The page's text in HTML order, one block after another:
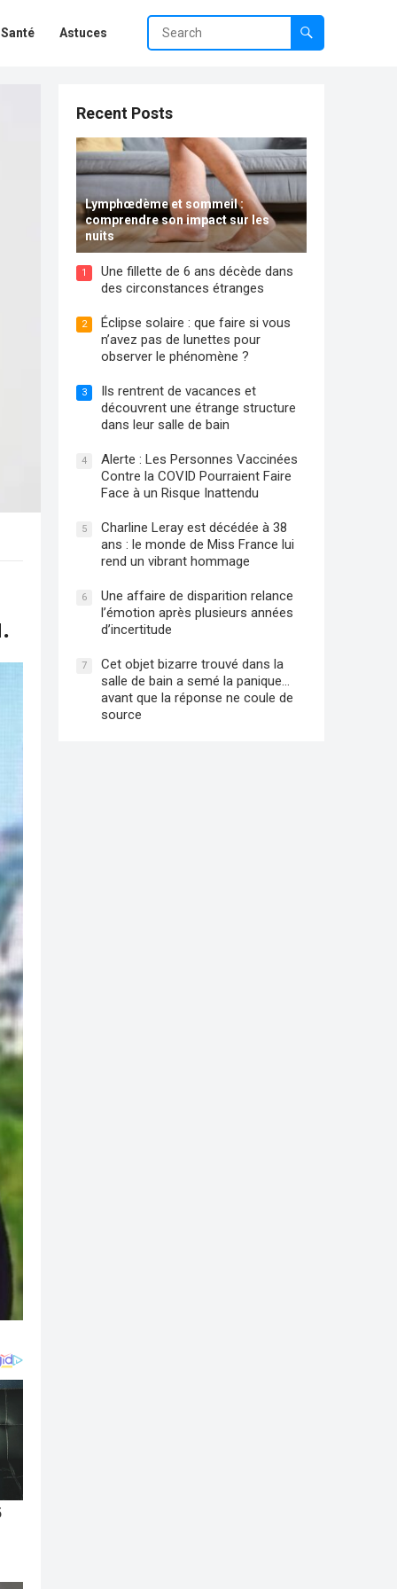
Santé Astuces
Recent Posts
Lymphœdème et sommeil :
comprendre son impact sur les
nuits
1
Une fillette de 6 ans décède dans
des circonstances étranges
2
Éclipse solaire : que faire si vous
n’avez pas de lunettes pour
observer le phénomène ?
3
Ils rentrent de vacances et
découvrent une étrange structure
dans leur salle de bain
4
Alerte : Les Personnes Vaccinées
Contre la COVID Pourraient Faire
Face à un Risque Inattendu
5
Charline Leray est décédée à 38
ans : le monde de Miss France lui
rend un vibrant hommage
6
Une affaire de disparition relance
l’émotion après plusieurs années
d’incertitude
7
Cet objet bizarre trouvé dans la
salle de bain a semé la panique…
avant que la réponse ne coule de
source